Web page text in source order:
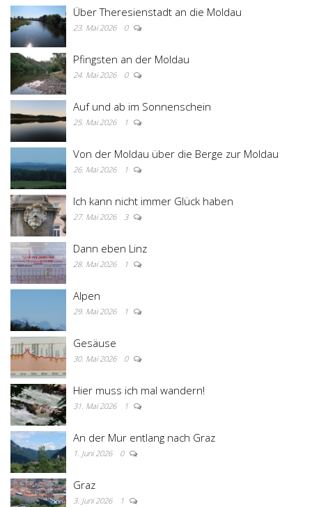
Über Theresienstadt an die Moldau
23. Mai 2026 0
Pfingsten an der Moldau
24. Mai 2026 0
Auf und ab im Sonnenschein
25. Mai 2026 1
Von der Moldau über die Berge zur Moldau
26. Mai 2026 1
Ich kann nicht immer Glück haben
27. Mai 2026 3
Dann eben Linz
28. Mai 2026 1
Alpen
29. Mai 2026 1
Gesäuse
30. Mai 2026 0
Hier muss ich mal wandern!
31. Mai 2026 1
An der Mur entlang nach Graz
1. Juni 2026 0
Graz
3. Juni 2026 1